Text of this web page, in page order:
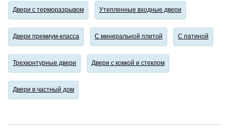
Двери с терморазрывом Утепленные входные двери
Двери премиум-класса С минеральной плитой С патиной
Трехконтурные двери Двери с ковкой и стеклом
Двери в частный дом